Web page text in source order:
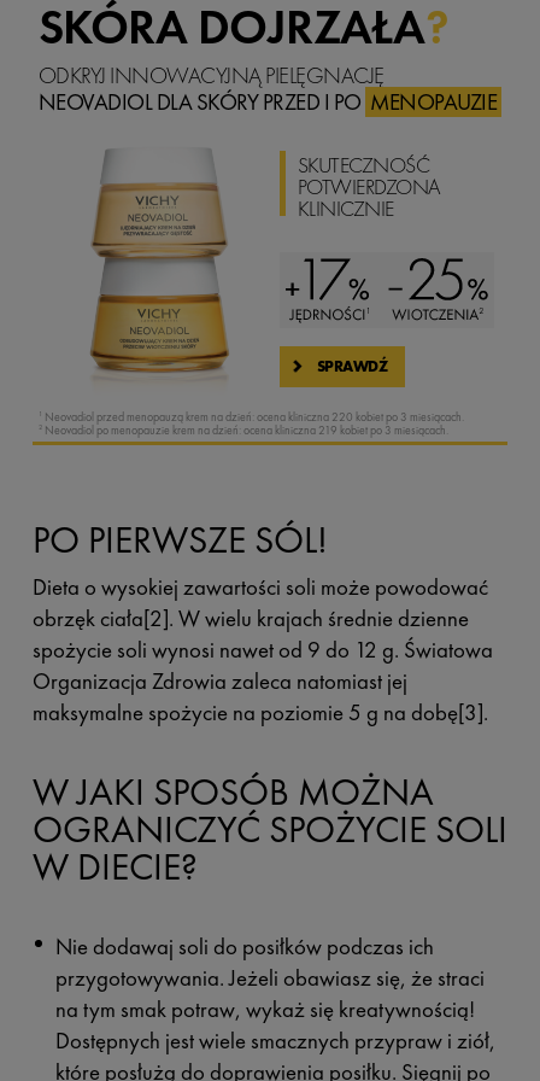
SKÓRA DOJRZAŁA?
ODKRYJ INNOWACYJNĄ PIELĘGNACJĘ
NEOVADIOLDLA SKÓRY PRZED I PO MENOPAUZIE
SKUTECZNOŚĆ
POTWIERDZONA
KLINICZNIE
SPRAWDŹ
1 Neovadiol przed menopauzą krem na dzień: ocena kliniczna 220 kobiet po 3 miesiącach.
2Neovadiol po menopauzie krem na dzień: ocena kliniczna 219 kobiet po 3 miesiącach.
PO PIERWSZE SÓL!
Dieta o wysokiej zawartości soli może powodować
obrzęk ciała[2]. W wielu krajach średnie dzienne
spożycie soli wynosi nawet od 9 do 12 g. Światowa
Organizacja Zdrowia zaleca natomiast jej
maksymalne spożycie na poziomie 5 g na dobę[3].
W JAKI SPOSÓB MOŻNA
OGRANICZYĆ SPOŻYCIE SOLI
W DIECIE?
Nie dodawaj soli do posiłków podczas ich
przygotowywania. Jeżeli obawiasz się, że straci
na tym smak potraw, wykaż się kreatywnością!
Dostępnych jest wiele smacznych przypraw i ziół,
które posłużą do doprawienia posiłku. Sięgnij po